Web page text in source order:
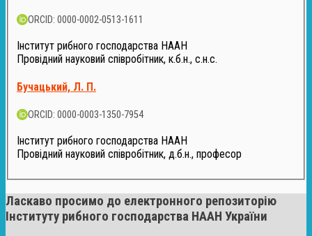
ORCID: 0000-0002-0513-1611
Інститут рибного господарства НААН
Провідний науковий співробітник, к.б.н., с.н.с.
Бучацький, Л. П.
ORCID: 0000-0003-1350-7954
Інститут рибного господарства НААН
Провідний науковий співробітник, д.б.н., професор
Ласкаво просимо до електронного репозиторію
Інституту рибного господарства НААН України